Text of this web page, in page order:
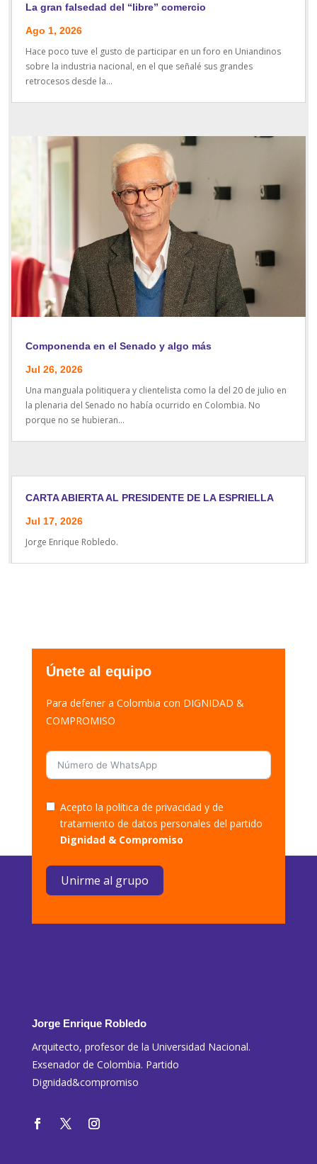
La gran falsedad del “libre” comercio
Ago 1, 2026
Hace poco tuve el gusto de participar en un foro en Uniandinos
sobre la industria nacional, en el que señalé sus grandes
retrocesos desde la...
Componenda en el Senado y algo más
Jul 26, 2026
Una manguala politiquera y clientelista como la del 20 de julio en
la plenaria del Senado no había ocurrido en Colombia. No
porque no se hubieran...
CARTA ABIERTA AL PRESIDENTE DE LA ESPRIELLA
Jul 17, 2026
Jorge Enrique Robledo.
Únete al equipo
Para defener a Colombia con DIGNIDAD &
COMPROMISO
Acepto la política de privacidad y de
tratamiento de datos personales del partido
Dignidad & Compromiso
Unirme al grupo
Jorge Enrique Robledo
Arquitecto, profesor de la Universidad Nacional.
Exsenador de Colombia. Partido
Dignidad&compromiso